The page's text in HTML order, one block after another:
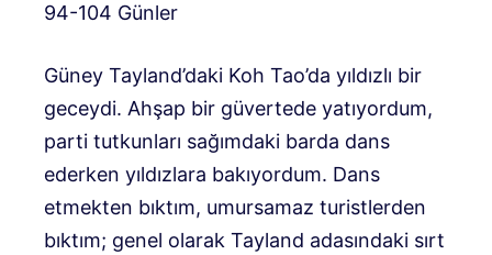
94-104 Günler
Güney Tayland’daki Koh Tao’da yıldızlı bir
geceydi. Ahşap bir güvertede yatıyordum,
parti tutkunları sağımdaki barda dans
ederken yıldızlara bakıyordum. Dans
etmekten bıktım, umursamaz turistlerden
bıktım; genel olarak Tayland adasındaki sırt